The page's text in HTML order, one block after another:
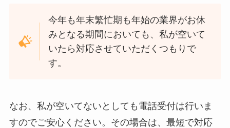
今年も年末繁忙期も年始の業界がお休
みとなる期間においても、私が空いて
いたら対応させていただくつもりで
す。
なお、私が空いてないとしても電話受付は行いま
すのでご安心ください。その場合は、最短で対応